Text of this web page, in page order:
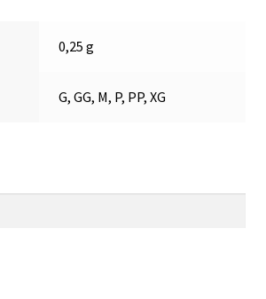
0,25 g
G, GG, M, P, PP, XG